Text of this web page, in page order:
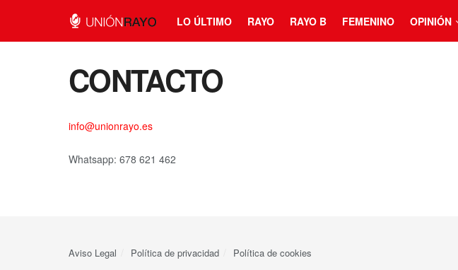
LO ÚLTIMO RAYO RAYO B FEMENINO OPINIÓN
CONTACTO
info@unionrayo.es
Whatsapp: 678 621 462
Aviso Legal Política de privacidad Política de cookies